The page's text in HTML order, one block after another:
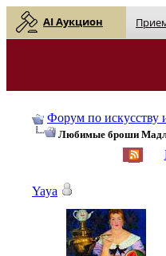
AI Аукцион
Форум по искусству
Любимые броши
Yaya